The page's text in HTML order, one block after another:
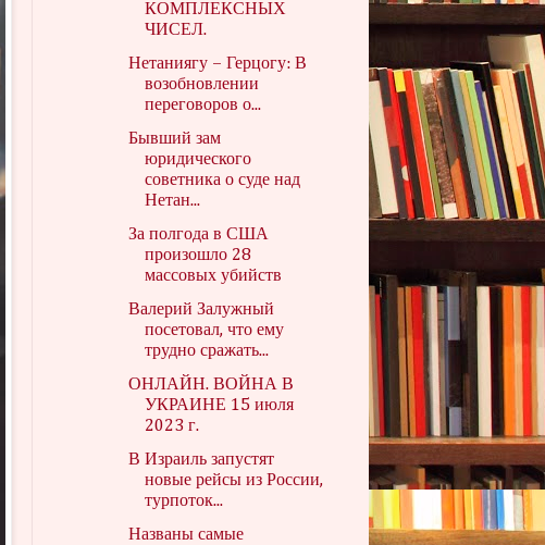
КОМПЛЕКСНЫХ
ЧИСЕЛ.
Нетаниягу – Герцогу: В
возобновлении
переговоров о...
Бывший зам
юридического
советника о суде над
Нетан...
За полгода в США
произошло 28
массовых убийств
Валерий Залужный
посетовал, что ему
трудно сражать...
ОНЛАЙН. ВОЙНА В
УКРАИНЕ 15 июля
2023 г.
В Израиль запустят
новые рейсы из России,
турпоток...
Названы самые